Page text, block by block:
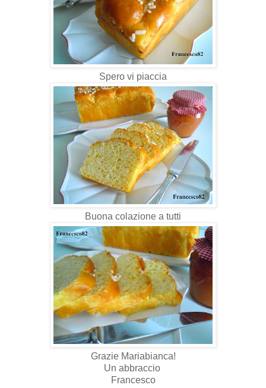
Spero vi piaccia
Buona colazione a tutti
Grazie Mariabianca!
Un abbraccio
Francesco